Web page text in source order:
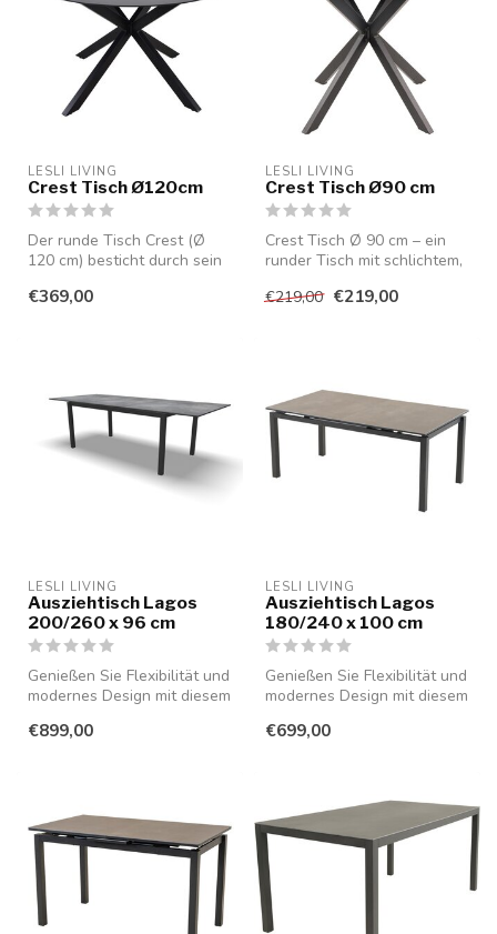
LESLI LIVING
Crest Tisch Ø120cm
Der runde Tisch Crest (Ø
120 cm) besticht durch sein
€369,00
LESLI LIVING
Crest Tisch Ø90 cm
Crest Tisch Ø 90 cm – ein
runder Tisch mit schlichtem,
€219,00 €219,00
LESLI LIVING
Ausziehtisch Lagos
200/260 x 96 cm
Genießen Sie Flexibilität und
modernes Design mit diesem
€899,00
LESLI LIVING
Ausziehtisch Lagos
180/240 x 100 cm
Genießen Sie Flexibilität und
modernes Design mit diesem
€699,00